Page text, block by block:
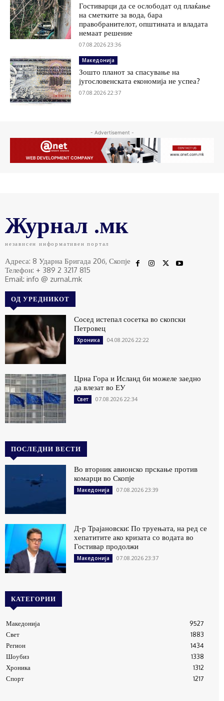
Гостиварци да се ослободат од плаќање
на сметките за вода, бара
правобранителот, општината и владата
немаат решение
07.08.2026 23:36
Македонија
Зошто планот за спасување на
југословенската економија не успеа?
07.08.2026 22:37
- Advertisement -
Журнал .мк
независен информативен портал
Адреса: 8 Ударна Бригада 20б, Скопје
Телефон: + 389 2 3217 815
Email: info @ zurnal.mk
ОД УРЕДНИКОТ
Сосед истепал сосетка во скопски
Петровец
Хроника 04.08.2026 22:22
Црна Гора и Исланд би можеле заедно
да влезат во ЕУ
Свет 07.08.2026 22:34
ПОСЛЕДНИ ВЕСТИ
Во вторник авионско прскање против
комарци во Скопје
Македонија 07.08.2026 23:39
Д-р Трајановски: По труењата, на ред се
хепатитите ако кризата со водата во
Гостивар продолжи
Македонија 07.08.2026 23:37
КАТЕГОРИИ
Македонија
9527
Свет
1883
Регион
1434
Шоубиз
1338
Хроника
1312
Спорт
1217